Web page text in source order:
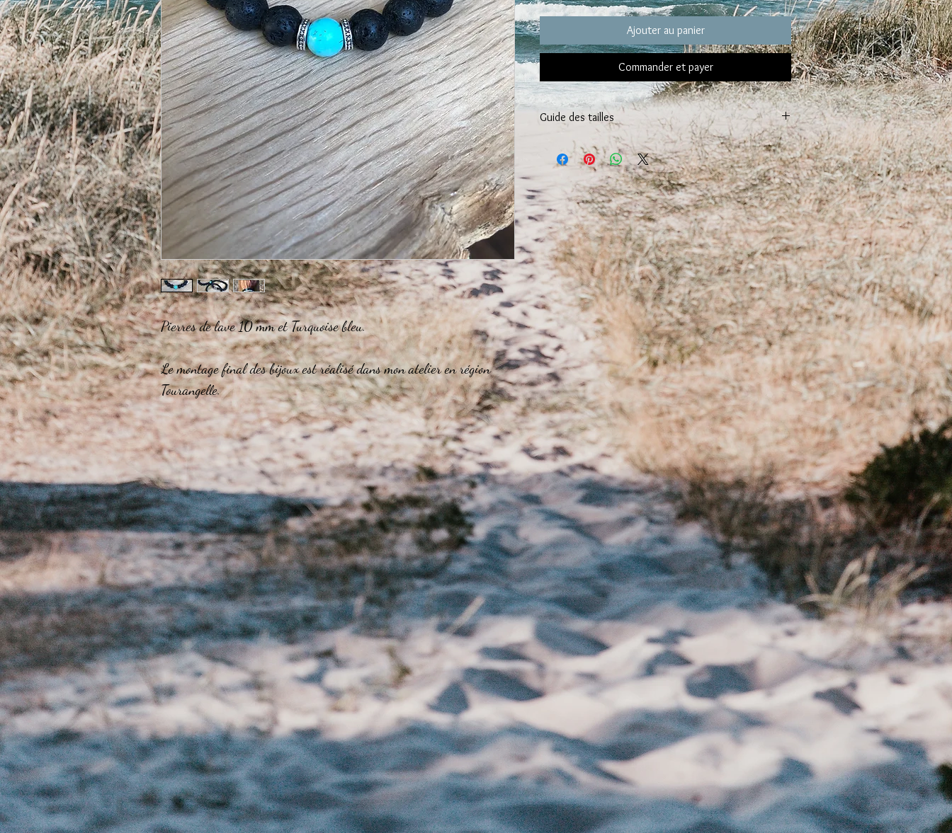
Pierres de lave 10 mm et Turquoise bleu.
Le montage final des bijoux est réalisé dans mon atelier en région
Tourangelle.
Ajouter au panier
Commander et payer
Guide des tailles
CHOISISSEZ la taille de votre BRACELET
Taille de poignet entre 14 et 16 cm :
Nous vous recommandons de choisir un bracelet taille S
Taille de poignet entre 16 et 18 cm :
Nous vous recommandons de choisir un bracelet taille M
Taille de poignet entre 18 et 20 cm :
Nous vous recommandons de choisir un bracelet taille L
Taille de poignet supérieure à 20 cm :
Aucun problème ! Nous pouvons vous faire le bracelet de
votre choix sur mesure. Il vous suffit simplement de nous
faire une demande à : laorabijoux@gmail.com